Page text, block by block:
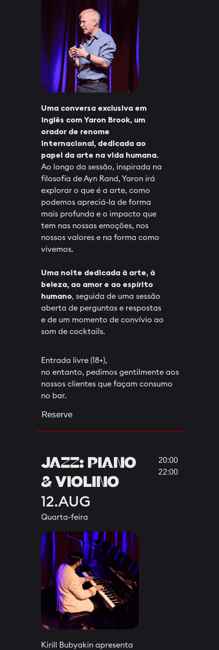
Entrada livre (18+),
no entanto, pedimos gentilmente aos
nossos clientes que façam consumo
no bar.
Uma conversa exclusiva em
inglês com Yaron Brook, um
orador de renome
internacional, dedicada ao
papel da arte na vida humana.
Ao longo da sessão, inspirada na
filosofia de Ayn Rand, Yaron irá
explorar o que é a arte, como
podemos apreciá-la de forma
mais profunda e o impacto que
tem nas nossas emoções, nos
nossos valores e na forma como
vivemos.
Uma noite dedicada à arte, à
beleza, ao amor e ao espírito
humano, seguida de uma sessão
aberta de perguntas e respostas
e de um momento de convívio ao
som de cocktails.
Reserve
Quarta-feira
20:00
22:00
Kirill Bubyakin apresenta
12.AUG
JAZZ: PIANO
& VIOLINO